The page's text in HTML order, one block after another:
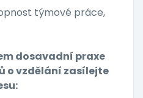
týmové práce,
dosavadní praxe
o vzdělání zasílejte